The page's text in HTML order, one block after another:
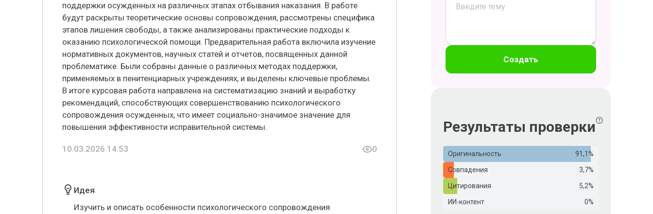
поддержки осужденных на различных этапах отбывания наказания. В работе
будут раскрыты теоретические основы сопровождения, рассмотрены специфика
этапов лишения свободы, а также анализированы практические подходы к
оказанию психологической помощи. Предварительная работа включила изучение
нормативных документов, научных статей и отчетов, посвященных данной
проблематике. Были собраны данные о различных методах поддержки,
применяемых в пенитенциарных учреждениях, и выделены ключевые проблемы.
В итоге курсовая работа направлена на систематизацию знаний и выработку
рекомендаций, способствующих совершенствованию психологического
сопровождения осужденных, что имеет социально-значимое значение для
повышения эффективности исправительной системы.
10.03.2026 14:53 0
Идея
Изучить и описать особенности психологического сопровождения
Создать
Результаты проверки
Оригинальность 91,1%
Совпадения 3,7%
Цитирования 5,2%
ИИ-контент 0%